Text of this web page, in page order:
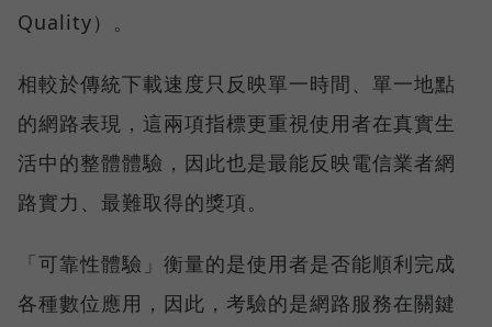
Quality）。
相較於傳統下載速度只反映單一時間、單一地點
的網路表現，這兩項指標更重視使用者在真實生
活中的整體體驗，因此也是最能反映電信業者網
路實力、最難取得的獎項。
「可靠性體驗」衡量的是使用者是否能順利完成
各種數位應用，因此，考驗的是網路服務在關鍵